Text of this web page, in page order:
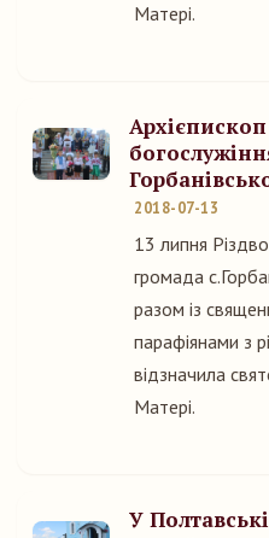
Матері.
2018-07-13
13 липня
громада
разом із
парафіянами з
відзначила
Матері.
У